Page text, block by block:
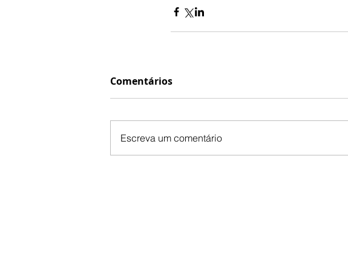
Comentários
Escreva um comentário